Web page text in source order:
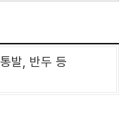
발, 반두 등